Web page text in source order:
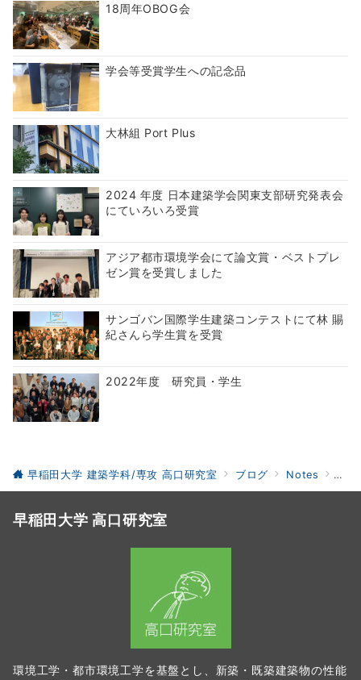
18周年OBOG会
学会等受賞学生への記念品
大林組 Port Plus
2024 年度 日本建築学会関東支部研究発表会
にていろいろ受賞
アジア都市環境学会にて論文賞・ベストプレ
ゼン賞を受賞しました
サンゴバン国際学生建築コンテストにて林 賜
紀さんら学生賞を受賞
2022年度 研究員・学生
早稲田大学 建築学科/専攻 高口研究室 ブログ Notes
早稲田大学 高口研究室
環境工学・都市環境工学を基盤とし、新築・既築建築物の性能